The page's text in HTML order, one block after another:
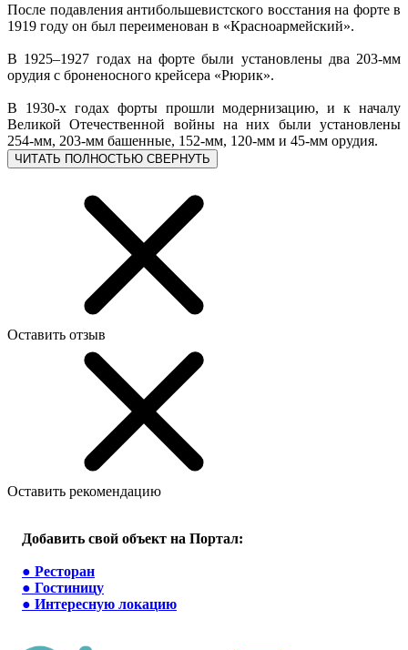
После подавления антибольшевистского восстания на форте в
1919 году он был переименован в «Красноармейский».
В 1925–1927 годах на форте были установлены два 203-мм
орудия с броненосного крейсера «Рюрик».
В 1930-х годах форты прошли модернизацию, и к началу
Великой Отечественной войны на них были установлены
254-мм, 203-мм башенные, 152-мм, 120-мм и 45-мм орудия.
ЧИТАТЬ ПОЛНОСТЬЮ СВЕРНУТЬ
Оставить отзыв
Оставить рекомендацию
Добавить свой объект на Портал:
● Ресторан
● Гостиницу
● Интересную локацию